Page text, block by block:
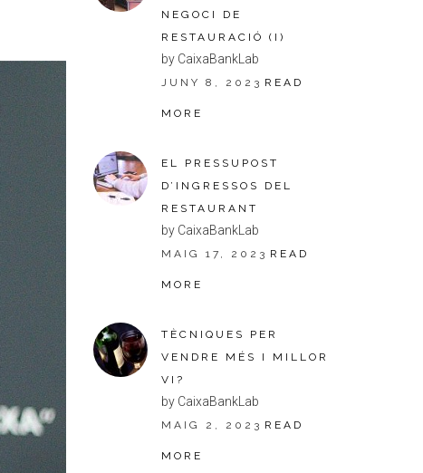
NEGOCI DE
RESTAURACIÓ (I)
by CaixaBankLab
JUNY 8, 2023 READ
MORE
EL PRESSUPOST
D’INGRESSOS DEL
RESTAURANT
by CaixaBankLab
MAIG 17, 2023 READ
MORE
TÈCNIQUES PER
VENDRE MÉS I MILLOR
VI?
by CaixaBankLab
MAIG 2, 2023 READ
MORE